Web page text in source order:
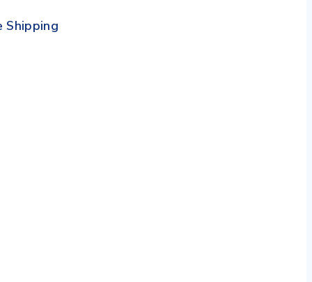
Shipping